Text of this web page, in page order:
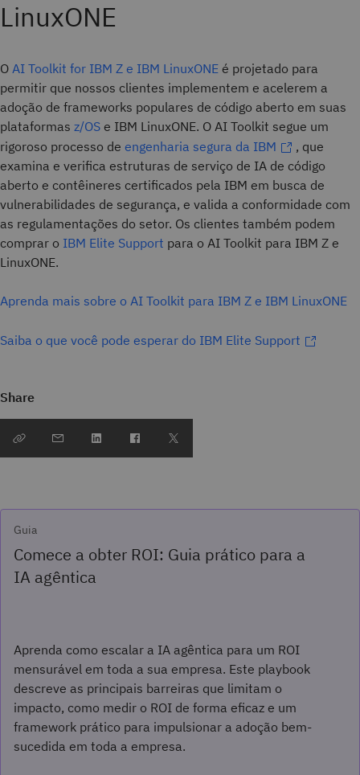
LinuxONE
O AI Toolkit for IBM Z e IBM LinuxONE é projetado para
permitir que nossos clientes implementem e acelerem a
adoção de frameworks populares de código aberto em suas
plataformas z/OS e IBM LinuxONE. O AI Toolkit segue um
rigoroso processo de engenharia segura da IBM
, que
examina e verifica estruturas de serviço de IA de código
aberto e contêineres certificados pela IBM em busca de
vulnerabilidades de segurança, e valida a conformidade com
as regulamentações do setor. Os clientes também podem
comprar o IBM Elite Support para o AI Toolkit para IBM Z e
LinuxONE.
Aprenda mais sobre o AI Toolkit para IBM Z e IBM LinuxONE
Saiba o que você pode esperar do IBM Elite Support
Share
Guia
Comece a obter ROI: Guia prático para a
IA agêntica
Aprenda como escalar a IA agêntica para um ROI
mensurável em toda a sua empresa. Este playbook
descreve as principais barreiras que limitam o
impacto, como medir o ROI de forma eficaz e um
framework prático para impulsionar a adoção bem-
sucedida em toda a empresa.